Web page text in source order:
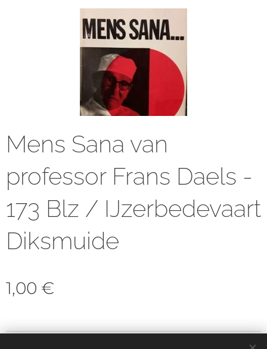
Mens Sana van
professor Frans Daels -
173 Blz / IJzerbedevaart
Diksmuide
1,00 €